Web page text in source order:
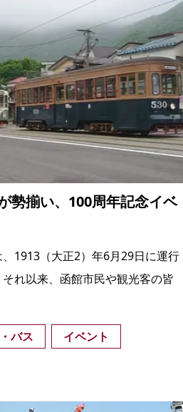
勢揃い、100周年記念イベ
1913（大正2）年6月29日に運行
れ以来、函館市民や観光客の皆
バス イベント